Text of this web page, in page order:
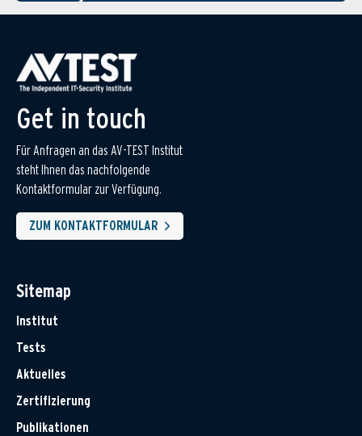
Get in touch
Für Anfragen an das AV-TEST Institut
steht Ihnen das nachfolgende
Kontaktformular zur Verfügung.
ZUM KONTAKTFORMULAR
Sitemap
Institut
Tests
Aktuelles
Zertifizierung
Publikationen